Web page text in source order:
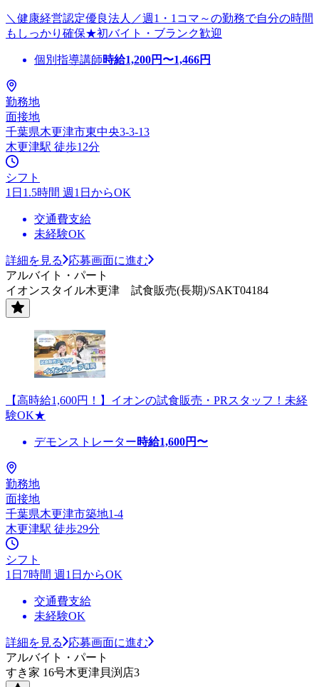
＼健康経営認定優良法人／週1・1コマ～の勤務で自分の時間
もしっかり確保★初バイト・ブランク歓迎
個別指導講師時給1,200円〜1,466円
勤務地
面接地
千葉県木更津市東中央3-3-13
木更津駅 徒歩12分
シフト
1日1.5時間 週1日からOK
交通費支給
未経験OK
詳細を見る
応募画面に進む
アルバイト・パート
イオンスタイル木更津 試食販売(長期)/SAKT04184
【高時給1,600円！】イオンの試食販売・PRスタッフ！未経
験OK★
デモンストレーター時給1,600円〜
勤務地
面接地
千葉県木更津市築地1-4
木更津駅 徒歩29分
シフト
1日7時間 週1日からOK
交通費支給
未経験OK
詳細を見る
応募画面に進む
アルバイト・パート
すき家 16号木更津貝渕店3